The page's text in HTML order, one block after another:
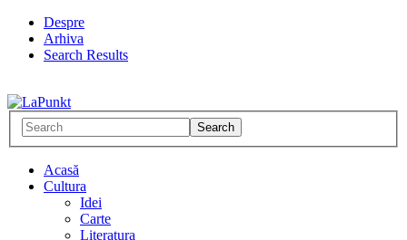
Despre
Arhiva
Search Results
Acasă
Cultura
Idei
Carte
Literatura